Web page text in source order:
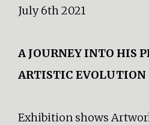
July 6th 2021
A JOURNEY INTO HIS
ARTISTIC EVOLUTION
Exhibition shows